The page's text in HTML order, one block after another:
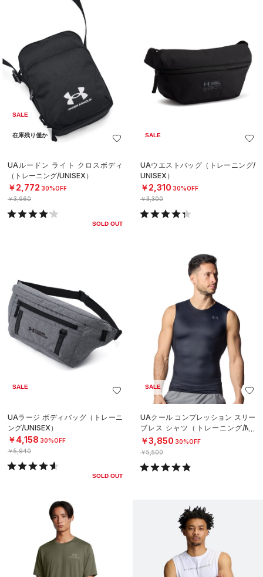
SALE
在庫残り僅か
UAルードン ライト クロスボディ
（トレーニング/UNISEX）
￥2,772 30%OFF
￥3,960
SOLD OUT
SALE
UAウエストバッグ（トレーニング/
UNISEX）
￥2,310 30%OFF
￥3,300
SALE
UAラージ ボディバッグ（トレーニ
ング/UNISEX）
￥4,158 30%OFF
￥5,940
SOLD OUT
SALE
UAクール コンプレッション スリー
ブレス シャツ（トレーニング/ME
N）
￥3,850 30%OFF
￥5,500